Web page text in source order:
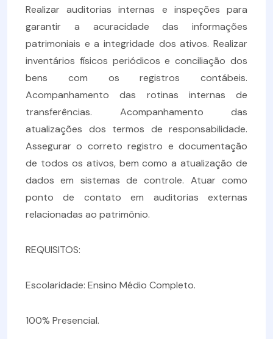
Realizar auditorias internas e inspeções para
garantir a acuracidade das informações
patrimoniais e a integridade dos ativos. Realizar
inventários físicos periódicos e conciliação dos
bens com os registros contábeis.
Acompanhamento das rotinas internas de
transferências. Acompanhamento das
atualizações dos termos de responsabilidade.
Assegurar o correto registro e documentação
de todos os ativos, bem como a atualização de
dados em sistemas de controle. Atuar como
ponto de contato em auditorias externas
relacionadas ao patrimônio.
REQUISITOS:
Escolaridade: Ensino Médio Completo.
100% Presencial.